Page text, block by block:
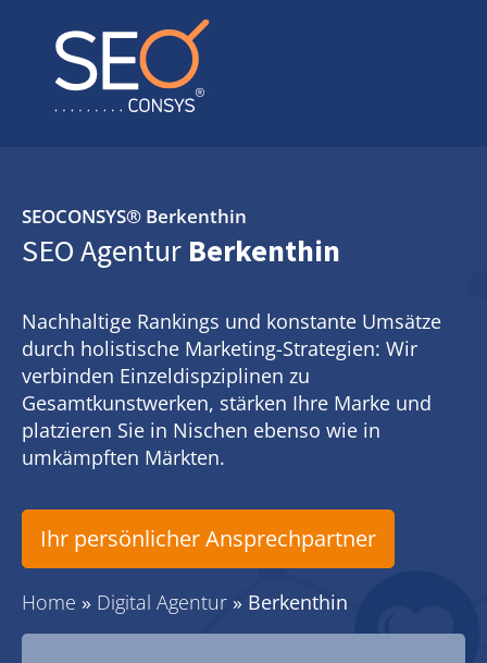
SEOCONSYS® Berkenthin
SEO Agentur Berkenthin
Nachhaltige Rankings und konstante Umsätze
durch holistische Marketing-Strategien: Wir
verbinden Einzeldispziplinen zu
Gesamtkunstwerken, stärken Ihre Marke und
platzieren Sie in Nischen ebenso wie in
umkämpften Märkten.
Ihr persönlicher Ansprechpartner
Home » Digital Agentur » Berkenthin